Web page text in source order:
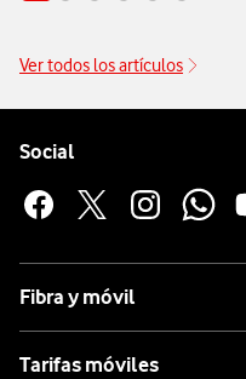
Ver todos los artículos
Social
Fibra y móvil
Tarifas móviles